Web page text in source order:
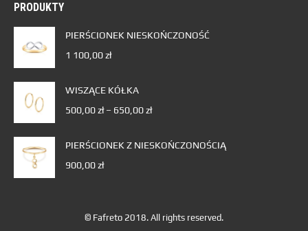
PRODUKTY
PIERŚCIONEK NIESKOŃCZONOŚĆ
1 100,00zł
WISZĄCE KÓŁKA
500,00zł – 650,00zł
PIERŚCIONEK Z NIESKOŃCZONOŚCIĄ
900,00zł
© Fafreto 2018. All rights reserved.